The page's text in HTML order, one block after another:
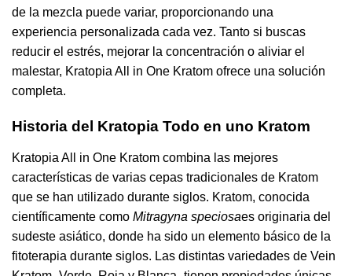
de la mezcla puede variar, proporcionando una
experiencia personalizada cada vez. Tanto si buscas
reducir el estrés, mejorar la concentración o aliviar el
malestar, Kratopia All in One Kratom ofrece una solución
completa.
Historia del Kratopia Todo en uno Kratom
Kratopia All in One Kratom combina las mejores
características de varias cepas tradicionales de Kratom
que se han utilizado durante siglos. Kratom, conocida
científicamente como Mitragyna speciosaes originaria del
sudeste asiático, donde ha sido un elemento básico de la
fitoterapia durante siglos. Las distintas variedades de Vein